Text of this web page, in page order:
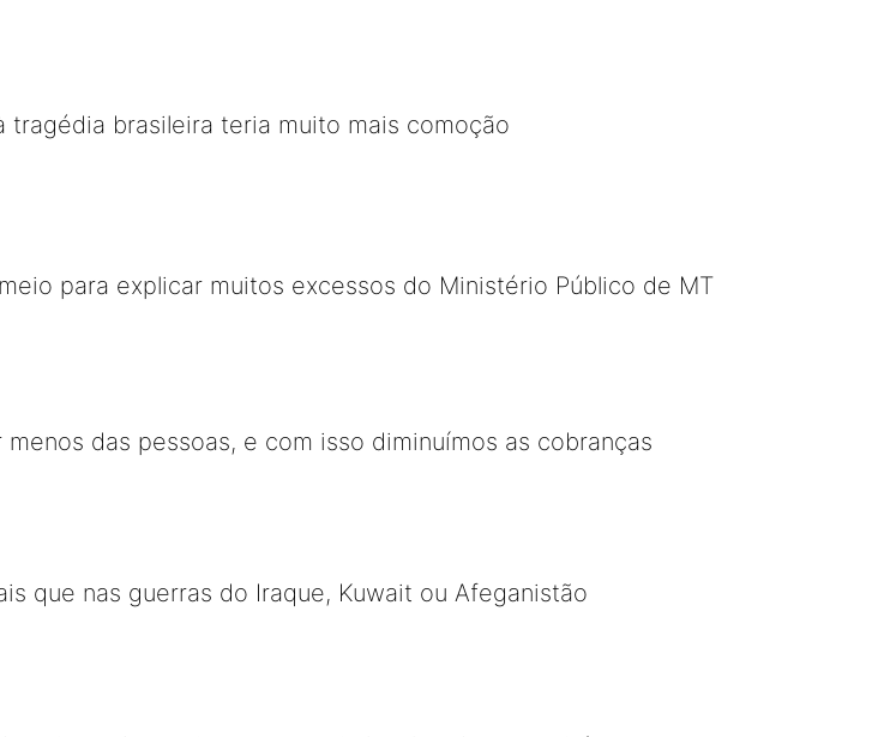
tragédia brasileira teria muito mais comoção
para explicar muitos excessos do Ministério Público de MT
das pessoas, e com isso diminuímos as cobranças
que nas guerras do Iraque, Kuwait ou Afeganistão